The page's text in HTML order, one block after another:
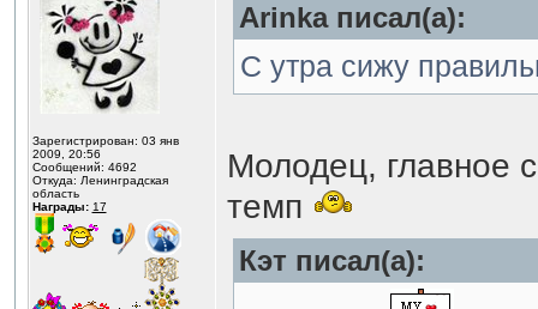
Зарегистрирован: 03 янв
2009, 20:56
Сообщений: 4692
Откуда: Ленинградская
область
Награды: 17
Аrinka писал(а):
С утра сижу
Молодец, главное
темп
Кэт писал(а):